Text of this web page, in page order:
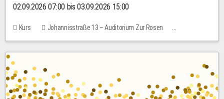
02.09.2026 07:00 bis 03.09.2026 15:00
Kurs
Johannisstraße 13 – Auditorium Zur Rosen
Keine freien Plätze
30,00 EUR